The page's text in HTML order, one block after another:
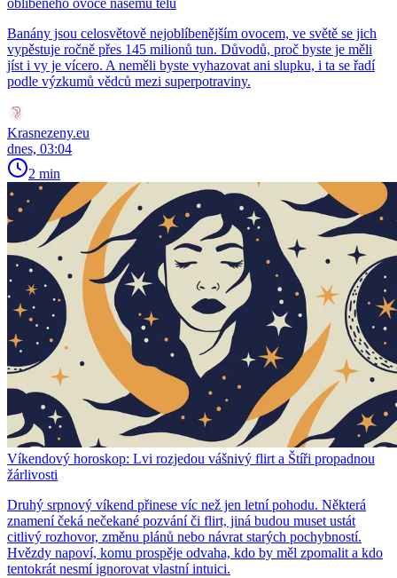
oblíbeného ovoce našemu tělu
Banány jsou celosvětově nejoblíbenějším ovocem, ve světě se jich
vypěstuje ročně přes 145 milionů tun. Důvodů, proč byste je měli
jíst i vy je vícero. A neměli byste vyhazovat ani slupku, i ta se řadí
podle výzkumů vědců mezi superpotraviny.
Krasnezeny.eu
dnes, 03:04
2 min
Víkendový horoskop: Lvi rozjedou vášnivý flirt a Štíři propadnou
žárlivosti
Druhý srpnový víkend přinese víc než jen letní pohodu. Některá
znamení čeká nečekané pozvání či flirt, jiná budou muset ustát
citlivý rozhovor, změnu plánů nebo návrat starých pochybností.
Hvězdy napoví, komu prospěje odvaha, kdo by měl zpomalit a kdo
tentokrát nesmí ignorovat vlastní intuici.